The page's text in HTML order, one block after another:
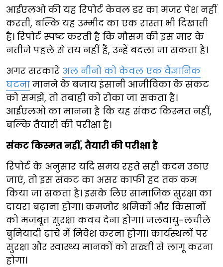
आईएलओ की यह रिपोर्ट केवल डर का मंजर पेश नहीं
करती, बल्कि यह उम्मीद का एक रास्ता भी दिखाती
है। रिपोर्ट स्पष्ट करती है कि मौसम की इस मार के
नतीजे पहले से तय नहीं हैं, उन्हें बदला जा सकता है।
अगर सरकारें अल नीनो को केवल एक वैज्ञानिक
घटना मानने के बजाय इंसानी आजीविका के संकट
को समझें, तो तबाही को रोका जा सकता है।
आईएलओ का मानना है कि यह संकट किस्मत नहीं,
बल्कि तैयारी की परीक्षा है।
संकट किस्मत नहीं, तैयारी की परीक्षा है
रिपोर्ट के अनुसार यदि समय रहते सही कदम उठाए
जाएं, तो इस संकट का असर काफी हद तक कम
किया जा सकता है। इसके लिए सामाजिक सुरक्षा का
दायरा बढ़ाना होगा। कमजोर श्रमिकों और किसानों
को मजबूत सुरक्षा कवच देना होगा। जलवायु-लचीले
बुनियादी ढांचे में निवेश करना होगा। कार्यस्थलों पर
सुरक्षा और स्वास्थ्य मानकों को सख्ती से लागू करना
होगा।